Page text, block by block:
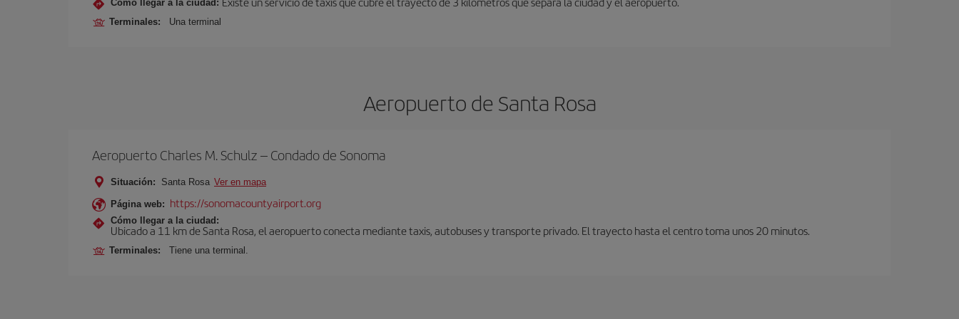
Cómo llegar a la ciudad:
Terminales: Una terminal
Aeropuerto de Santa Rosa
Aeropuerto Charles M. Schulz – Condado de Sonoma
Situación: Santa Rosa Ver en mapa
Página web: https://sonomacountyairport.org
Cómo llegar a la ciudad:
Ubicado a 11 km de Santa Rosa, el aeropuerto conecta mediante taxis, autobuses y transporte privado. El trayecto hasta el centro toma unos 20 minutos.
Terminales: Tiene una terminal.